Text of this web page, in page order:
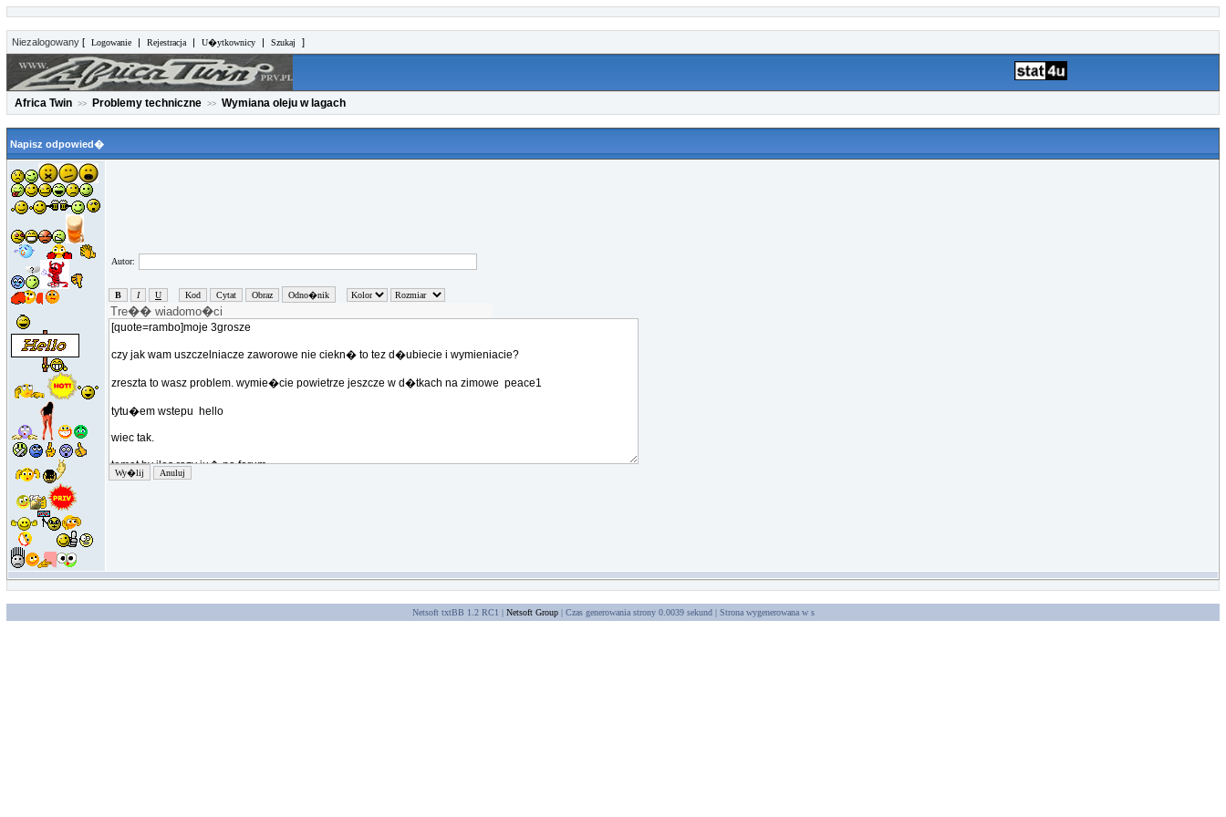
Niezalogowany [ Logowanie | Rejestracja | U�ytkownicy | Szukaj ]
Africa Twin >> Problemy techniczne >> Wymiana oleju w lagach
Napisz odpowied�
Autor:
Netsoft txtBB 1.2 RC1 | Netsoft Group| Czas generowania strony 0.0039 sekund | Strona wygenerowana w s